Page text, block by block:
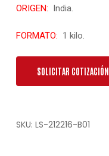
ORIGEN: India.
FORMATO: 1 kilo.
SOLICITAR COTIZACIÓN
SKU: LS-212216-B01